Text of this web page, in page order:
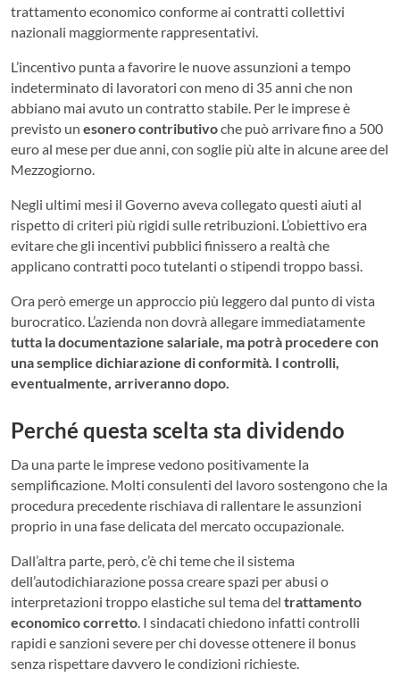
trattamento economico conforme ai contratti collettivi
nazionali maggiormente rappresentativi.
L’incentivo punta a favorire le nuove assunzioni a tempo
indeterminato di lavoratori con meno di 35 anni che non
abbiano mai avuto un contratto stabile. Per le imprese è
previsto un esonero contributivoche può arrivare fino a 500
euro al mese per due anni, con soglie più alte in alcune aree del
Mezzogiorno.
Negli ultimi mesi il Governo aveva collegato questi aiuti al
rispetto di criteri più rigidi sulle retribuzioni. L’obiettivo era
evitare che gli incentivi pubblici finissero a realtà che
applicano contratti poco tutelanti o stipendi troppo bassi.
Ora però emerge un approccio più leggero dal punto di vista
burocratico. L’azienda non dovrà allegare immediatamente
tutta la documentazione salariale, ma potrà procedere con
una semplice dichiarazione di conformità. I controlli,
eventualmente, arriveranno dopo.
Perché questa scelta sta dividendo
Da una parte le imprese vedono positivamente la
semplificazione. Molti consulenti del lavoro sostengono che la
procedura precedente rischiava di rallentare le assunzioni
proprio in una fase delicata del mercato occupazionale.
Dall’altra parte, però, c’è chi teme che il sistema
dell’autodichiarazione possa creare spazi per abusi o
interpretazioni troppo elastiche sul tema del trattamento
economico corretto. I sindacati chiedono infatti controlli
rapidi e sanzioni severe per chi dovesse ottenere il bonus
senza rispettare davvero le condizioni richieste.